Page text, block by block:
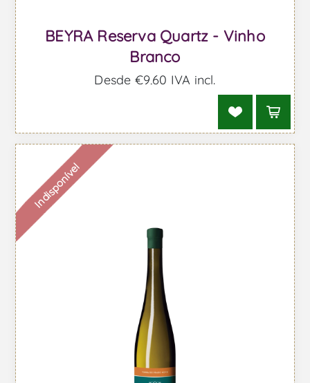
BEYRA Reserva Quartz - Vinho
Branco
Desde €9,60 IVA incl.
Indisponível